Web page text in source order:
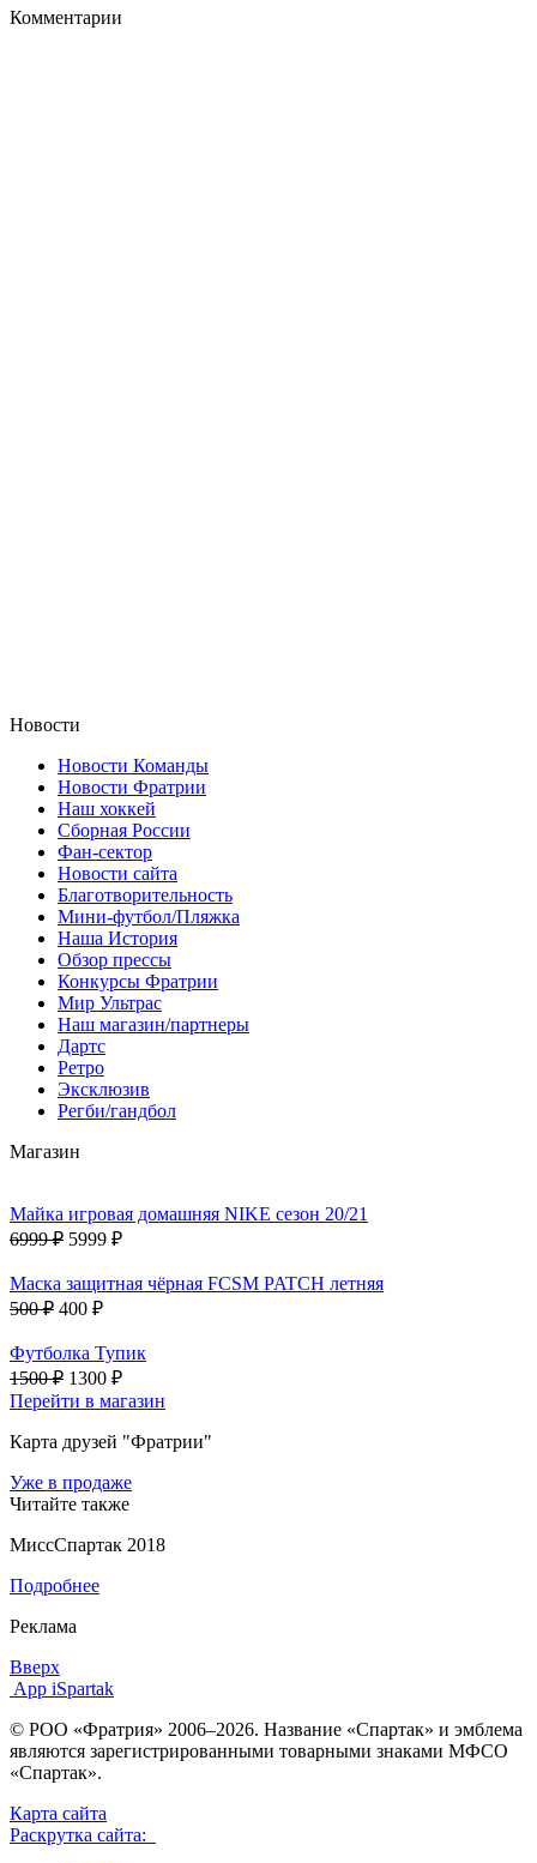
Комментарии
Новости
Новости Команды
Новости Фратрии
Наш хоккей
Сборная России
Фан-cектор
Новости сайта
Благотворительность
Мини-футбол/Пляжка
Наша История
Обзор прессы
Конкурсы Фратрии
Мир Ультрас
Наш магазин/партнеры
Дартс
Ретро
Эксклюзив
Регби/гандбол
Магазин
Майка игровая домашняя NIKE сезон 20/21
6999 ₽ 5999 ₽
Маска защитная чёрная FCSM PATCH летняя
500 ₽ 400 ₽
Футболка Тупик
1500 ₽ 1300 ₽
Перейти в магазин
Карта друзей "Фратрии"
Уже в продаже
Читайте также
МиссСпартак 2018
Подробнее
Реклама
Вверх
App iSpartak
© РОО «Фратрия» 2006–2026. Название «Спартак» и эмблема
являются зарегистрированными товарными знаками МФСО
«Спартак».
Карта сайта
Раскрутка сайта: